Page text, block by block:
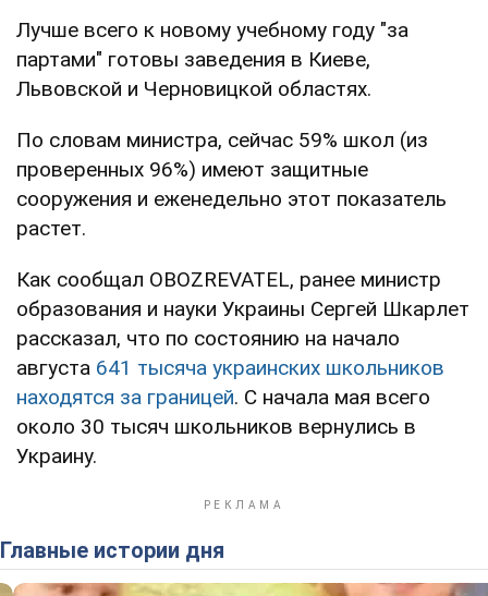
Лучше всего к новому учебному году "за
партами" готовы заведения в Киеве,
Львовской и Черновицкой областях.
По словам министра, сейчас 59% школ (из
проверенных 96%) имеют защитные
сооружения и еженедельно этот показатель
растет.
Как сообщал OBOZREVATEL, ранее министр
образования и науки Украины Сергей Шкарлет
рассказал, что по состоянию на начало
августа 641 тысяча украинских школьников
находятся за границей. С начала мая всего
около 30 тысяч школьников вернулись в
Украину.
Главные истории дня